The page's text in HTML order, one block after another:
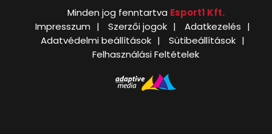
Minden jog fenntartva Esport1 Kft.
Impresszum
Szerzői jogok
Adatkezelés
Adatvédelmi beállítások
Sütibeállítások
Felhasználási Feltételek